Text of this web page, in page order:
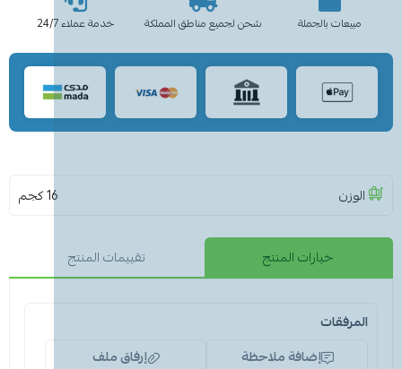
مبيعات بالجملة شحن لجميع مناطق المملكة خدمة عملاء 24/7
الوزن 16 كجم
خيارات المنتج تقييمات المنتج
المرفقات
إضافة ملاحظة
إرفاق ملف